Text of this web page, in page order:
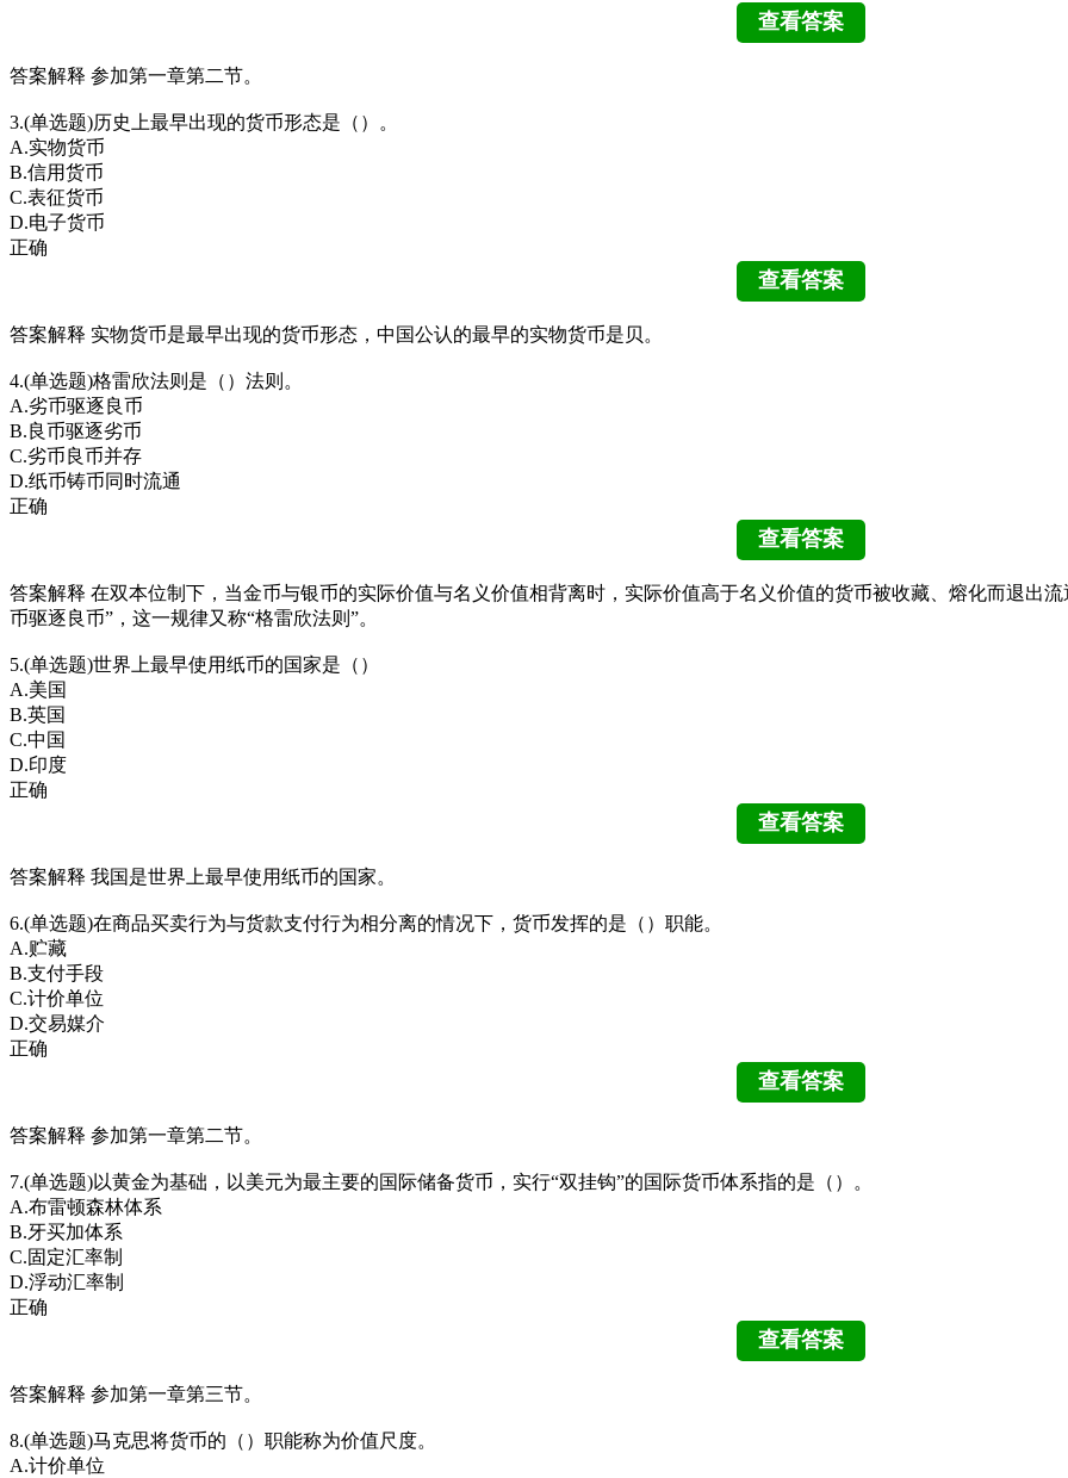
答案解释 参加第一章第二节。
3.(单选题)历史上最早出现的货币形态是（）。
A.实物货币
B.信用货币
C.表征货币
D.电子货币
正确
答案解释 实物货币是最早出现的货币形态，中国公认的最早的实物货币是贝。
4.(单选题)格雷欣法则是（）法则。
A.劣币驱逐良币
B.良币驱逐劣币
C.劣币良币并存
D.纸币铸币同时流通
正确
答案解释 在双本位制下，当金币与银币的实际价值与名义价值相背离时，实际价值高于名义价值的货币被收藏、熔化而退出
币驱逐良币”，这一规律又称“格雷欣法则”。
5.(单选题)世界上最早使用纸币的国家是（）
A.美国
B.英国
C.中国
D.印度
正确
答案解释 我国是世界上最早使用纸币的国家。
6.(单选题)在商品买卖行为与货款支付行为相分离的情况下，货币发挥的是（）职能。
A.贮藏
B.支付手段
C.计价单位
D.交易媒介
正确
答案解释 参加第一章第二节。
7.(单选题)以黄金为基础，以美元为最主要的国际储备货币，实行“双挂钩”的国际货币体系指的是（）。
A.布雷顿森林体系
B.牙买加体系
C.固定汇率制
D.浮动汇率制
正确
答案解释 参加第一章第三节。
8.(单选题)马克思将货币的（）职能称为价值尺度。
A.计价单位